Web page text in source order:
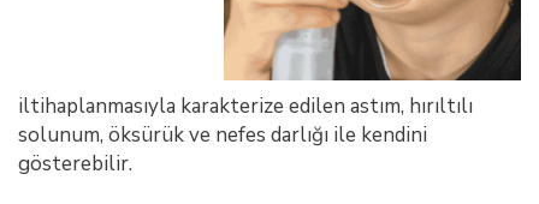
iltihaplanmasıyla karakterize edilen astım, hırıltılı
solunum, öksürük ve nefes darlığı ile kendini
gösterebilir.